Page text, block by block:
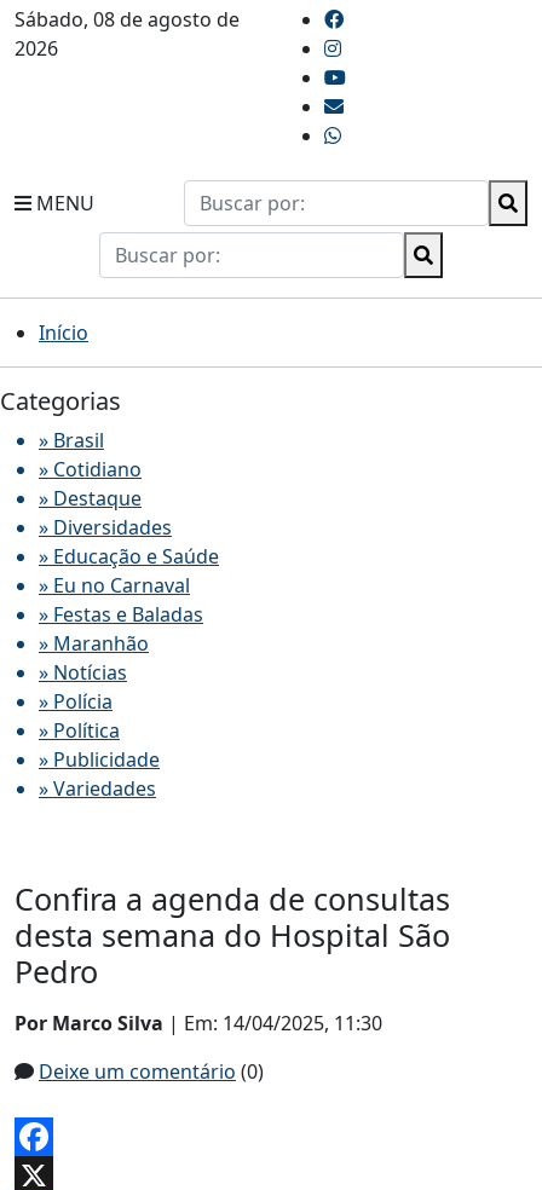
Sábado, 08 de agosto de
2026
MENU
Início
Categorias
» Brasil
» Cotidiano
» Destaque
» Diversidades
» Educação e Saúde
» Eu no Carnaval
» Festas e Baladas
» Maranhão
» Notícias
» Polícia
» Política
» Publicidade
» Variedades
Confira a agenda de consultas
desta semana do Hospital São
Pedro
Por Marco Silva | Em: 14/04/2025, 11:30
Deixe um comentário (0)
Facebook